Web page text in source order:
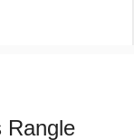
Rangle